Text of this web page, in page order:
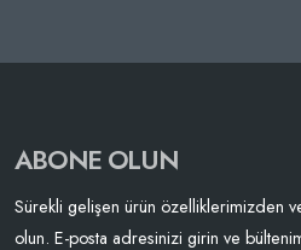
ABONE OLUN
Sürekli gelişen ürün özelliklerimizden
olun. E-posta adresinizi girin ve